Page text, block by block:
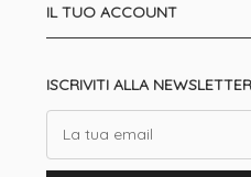
IL TUO ACCOUNT
ISCRIVITI ALLA NEWSLETTER